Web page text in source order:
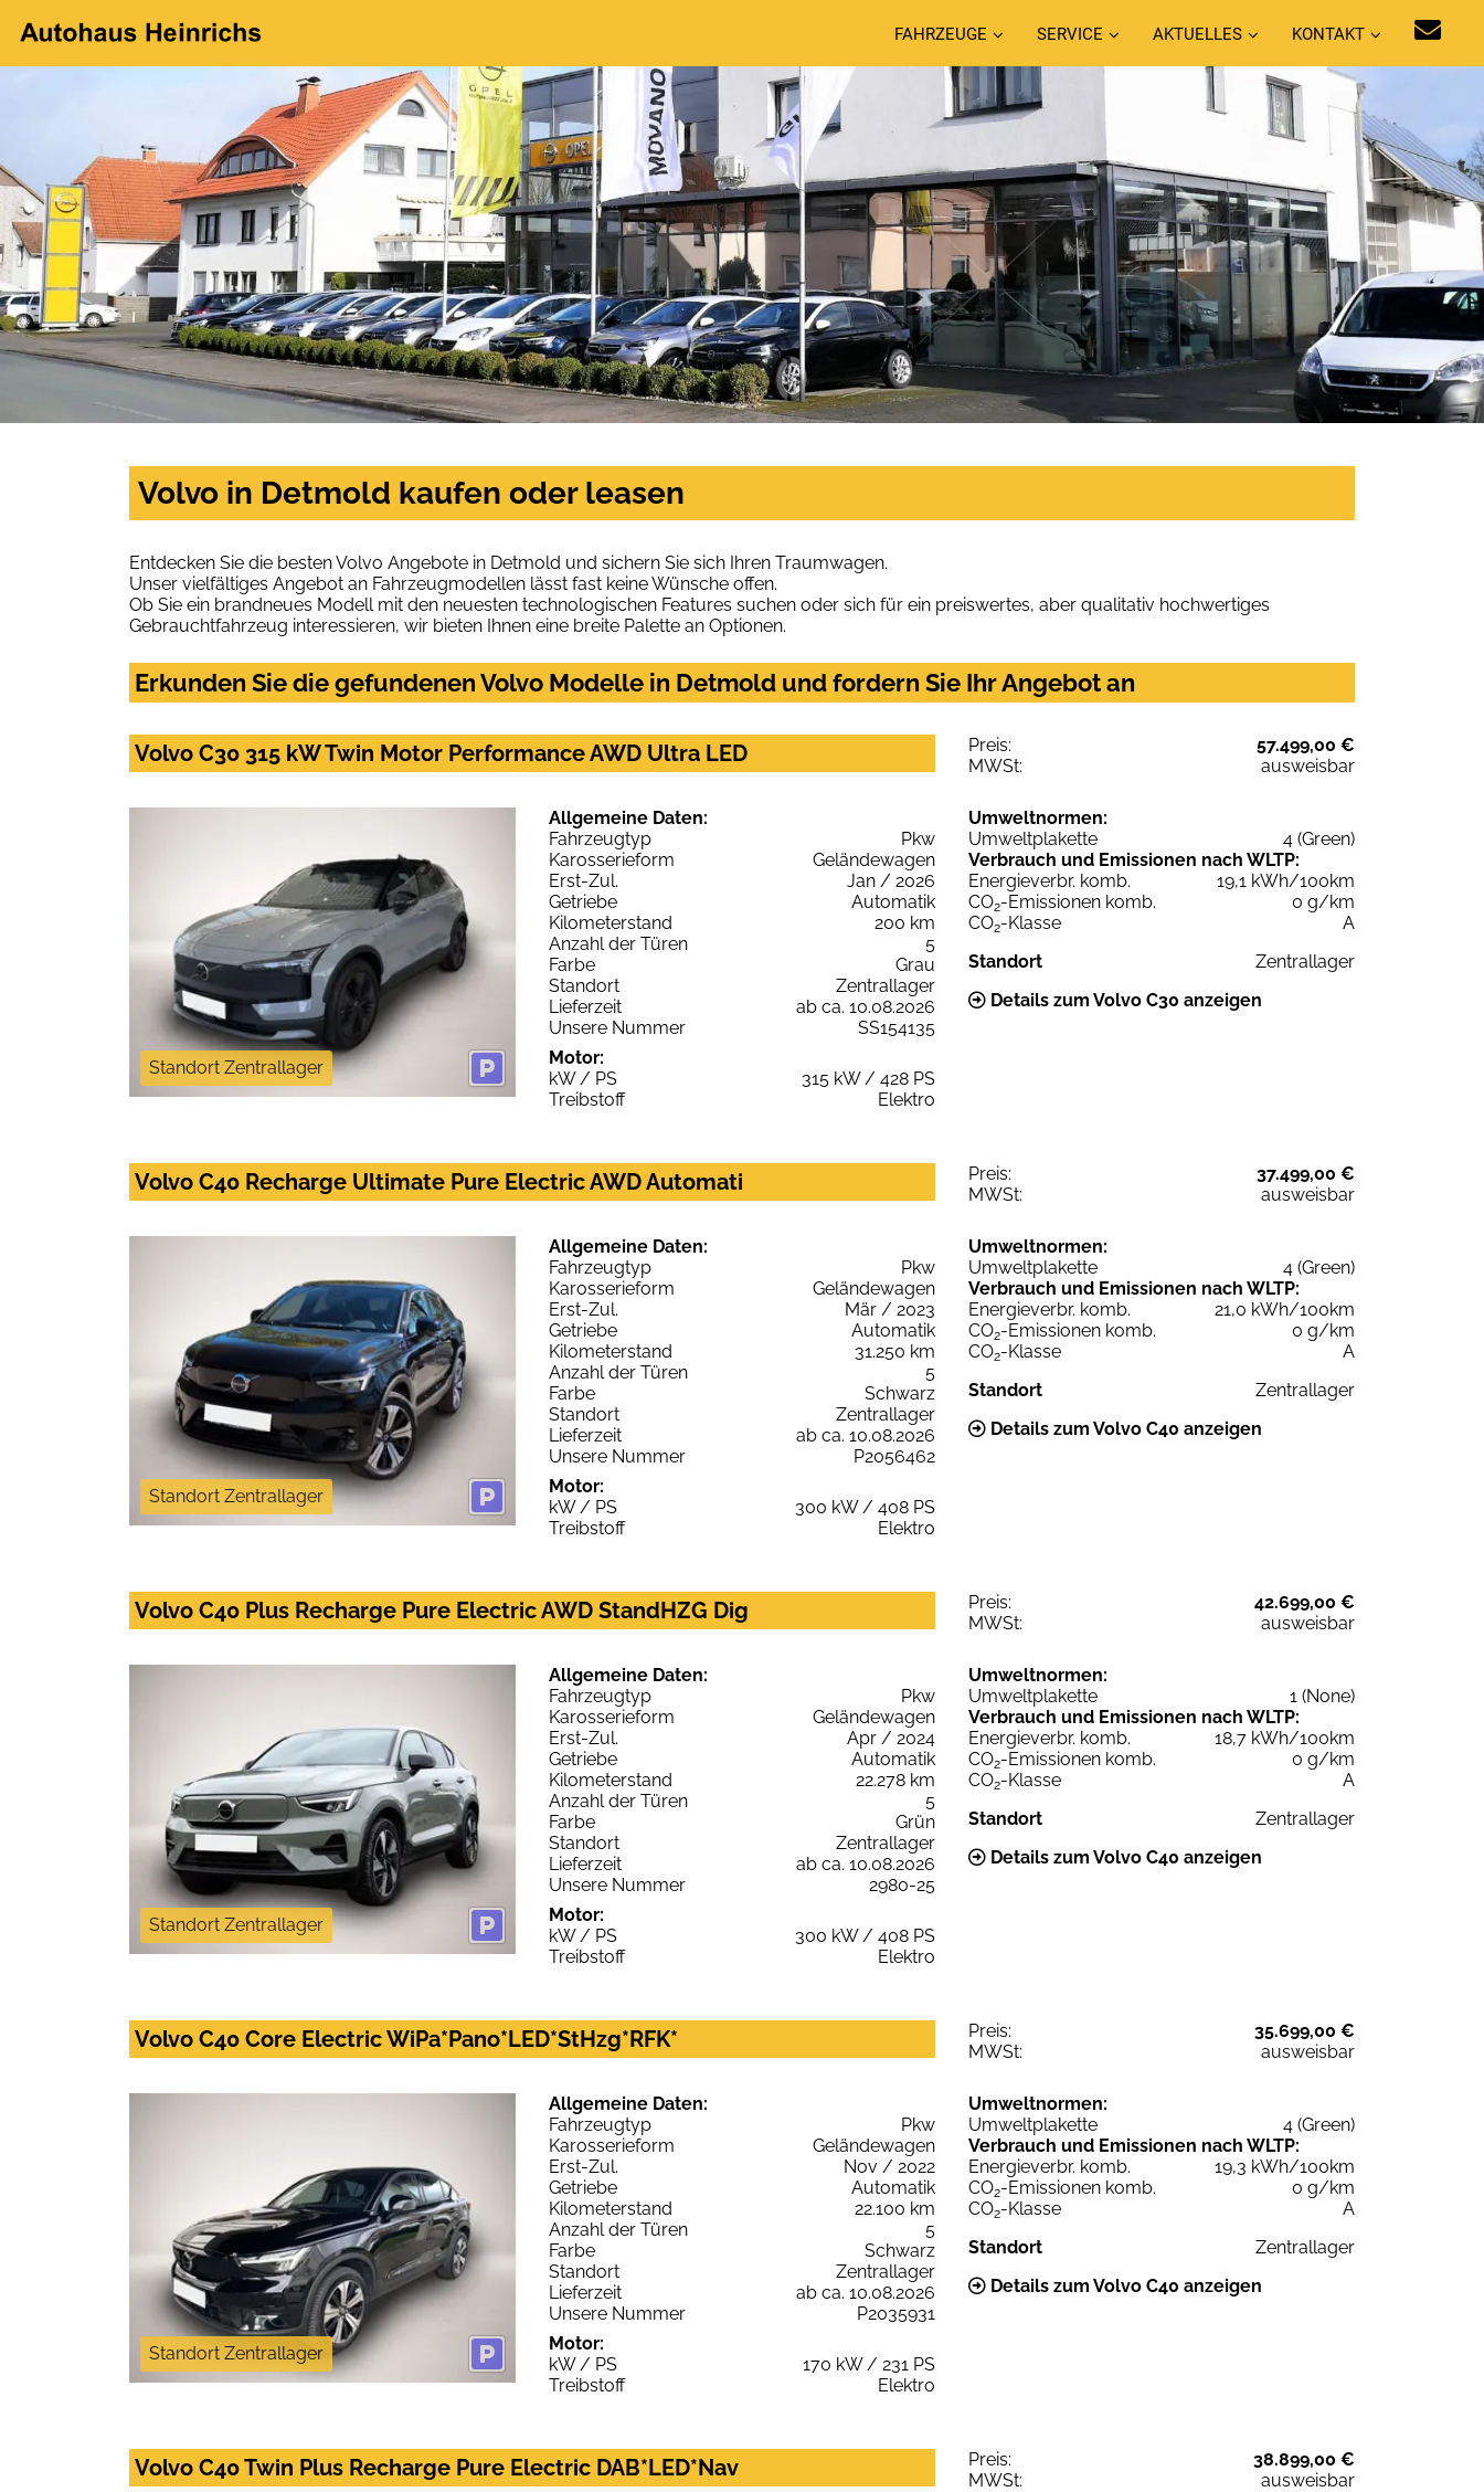
FAHRZEUGE SERVICE AKTUELLES KONTAKT
Volvo in Detmold kaufen oder leasen
Entdecken Sie die besten Volvo Angebote in Detmold und sichern Sie sich Ihren Traumwagen.
Unser vielfältiges Angebot an Fahrzeugmodellen lässt fast keine Wünsche offen.
Ob Sie ein brandneues Modell mit den neuesten technologischen Features suchen oder sich für ein preiswertes, aber qualitativ hochwertiges
Gebrauchtfahrzeug interessieren, wir bieten Ihnen eine breite Palette an Optionen.
Erkunden Sie die gefundenen Volvo Modelle in Detmold und fordern Sie Ihr Angebot an
Volvo C30 315 kW Twin Motor Performance AWD Ultra LED Preis:
57.499,00 €
MWSt:
ausweisbar
Standort Zentrallager
Allgemeine Daten:
Fahrzeugtyp
Pkw
Karosserieform
Geländewagen
Erst-Zul.
Jan / 2026
Getriebe
Automatik
Kilometerstand
200 km
Anzahl der Türen
5
Farbe
Grau
Standort
Zentrallager
Lieferzeit
ab ca. 10.08.2026
Unsere Nummer
SS154135
Motor:
kW / PS
315 kW / 428 PS
Treibstoff
Elektro
Umweltnormen:
Umweltplakette
4 (Green)
Verbrauch und Emissionen nach WLTP:
Energieverbr. komb.
19,1 kWh/100km
CO2-Emissionen komb.
0 g/km
CO2-Klasse
A
Standort
Zentrallager
Details zum Volvo C30 anzeigen
Volvo C40 Recharge Ultimate Pure Electric AWD Automati Preis:
37.499,00 €
MWSt:
ausweisbar
Standort Zentrallager
Allgemeine Daten:
Fahrzeugtyp
Pkw
Karosserieform
Geländewagen
Erst-Zul.
Mär / 2023
Getriebe
Automatik
Kilometerstand
31.250 km
Anzahl der Türen
5
Farbe
Schwarz
Standort
Zentrallager
Lieferzeit
ab ca. 10.08.2026
Unsere Nummer
P2056462
Motor:
kW / PS
300 kW / 408 PS
Treibstoff
Elektro
Umweltnormen:
Umweltplakette
4 (Green)
Verbrauch und Emissionen nach WLTP:
Energieverbr. komb.
21,0 kWh/100km
CO2-Emissionen komb.
0 g/km
CO2-Klasse
A
Standort
Zentrallager
Details zum Volvo C40 anzeigen
Volvo C40 Plus Recharge Pure Electric AWD StandHZG Dig Preis:
42.699,00 €
MWSt:
ausweisbar
Standort Zentrallager
Allgemeine Daten:
Fahrzeugtyp
Pkw
Karosserieform
Geländewagen
Erst-Zul.
Apr / 2024
Getriebe
Automatik
Kilometerstand
22.278 km
Anzahl der Türen
5
Farbe
Grün
Standort
Zentrallager
Lieferzeit
ab ca. 10.08.2026
Unsere Nummer
2980-25
Motor:
kW / PS
300 kW / 408 PS
Treibstoff
Elektro
Umweltnormen:
Umweltplakette
1 (None)
Verbrauch und Emissionen nach WLTP:
Energieverbr. komb.
18,7 kWh/100km
CO2-Emissionen komb.
0 g/km
CO2-Klasse
A
Standort
Zentrallager
Details zum Volvo C40 anzeigen
Volvo C40 Core Electric WiPa*Pano*LED*StHzg*RFK* Preis:
35.699,00 €
MWSt:
ausweisbar
Standort Zentrallager
Allgemeine Daten:
Fahrzeugtyp
Pkw
Karosserieform
Geländewagen
Erst-Zul.
Nov / 2022
Getriebe
Automatik
Kilometerstand
22.100 km
Anzahl der Türen
5
Farbe
Schwarz
Standort
Zentrallager
Lieferzeit
ab ca. 10.08.2026
Unsere Nummer
P2035931
Motor:
kW / PS
170 kW / 231 PS
Treibstoff
Elektro
Umweltnormen:
Umweltplakette
4 (Green)
Verbrauch und Emissionen nach WLTP:
Energieverbr. komb.
19,3 kWh/100km
CO2-Emissionen komb.
0 g/km
CO2-Klasse
A
Standort
Zentrallager
Details zum Volvo C40 anzeigen
Volvo C40 Twin Plus Recharge Pure Electric DAB*LED*Nav Preis:
38.899,00 €
MWSt:
ausweisbar